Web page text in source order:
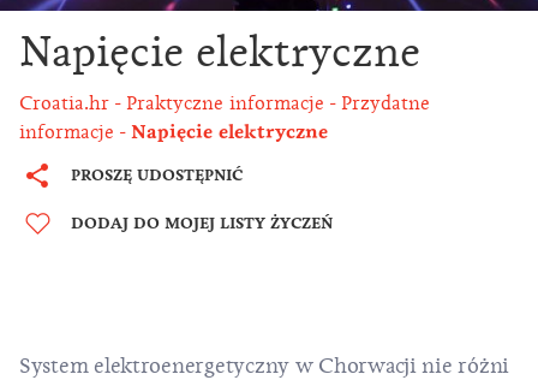
Napięcie elektryczne
Croatia.hr Praktyczne informacje
Przydatne
informacje
Napięcie elektryczne
PROSZĘ UDOSTĘPNIĆ
DODAJ DO MOJEJ LISTY ŻYCZEŃ
System elektroenergetyczny w Chorwacji nie różni